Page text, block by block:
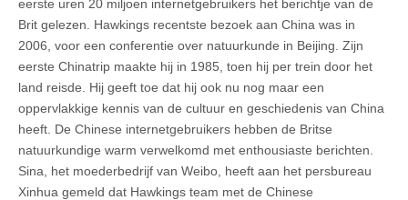
eerste uren 20 miljoen internetgebruikers het berichtje van de
Brit gelezen. Hawkings recentste bezoek aan China was in
2006, voor een conferentie over natuurkunde in Beijing. Zijn
eerste Chinatrip maakte hij in 1985, toen hij per trein door het
land reisde. Hij geeft toe dat hij ook nu nog maar een
oppervlakkige kennis van de cultuur en geschiedenis van China
heeft. De Chinese internetgebruikers hebben de Britse
natuurkundige warm verwelkomd met enthousiaste berichten.
Sina, het moederbedrijf van Weibo, heeft aan het persbureau
Xinhua gemeld dat Hawkings team met de Chinese